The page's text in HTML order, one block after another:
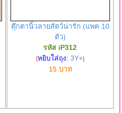
ตุ๊กตานิ้วลายสัตว์น่ารัก (แพค 10
ตัว)
รหัส iP312
[หยิบใส่ถุง: 3Y+]
15 บาท